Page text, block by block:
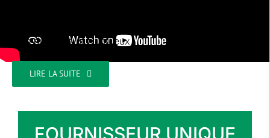
plus durables et fructueux.
LIRE LA SUITE